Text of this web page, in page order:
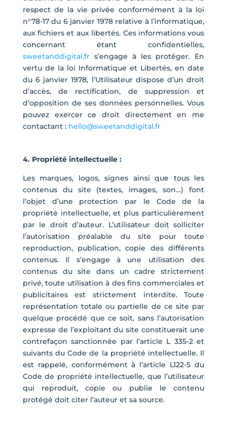
respect de la vie privée conformément à la loi
n°78-17 du 6 janvier 1978 relative à l’informatique,
aux fichiers et aux libertés. Ces informations vous
concernant étant confidentielles,
sweetanddigital.frs’engage à les protéger. En
vertu de la loi Informatique et Libertés, en date
du 6 janvier 1978, l’Utilisateur dispose d’un droit
d’accès, de rectification, de suppression et
d’opposition de ses données personnelles. Vous
pouvez exercer ce droit directement en me
contactant : hello@sweetanddigital.fr
4. Propriété intellectuelle :
Les marques, logos, signes ainsi que tous les
contenus du site (textes, images, son…) font
l’objet d’une protection par le Code de la
propriété intellectuelle, et plus particulièrement
par le droit d’auteur. L’utilisateur doit solliciter
l’autorisation préalable du site pour toute
reproduction, publication, copie des différents
contenus. Il s’engage à une utilisation des
contenus du site dans un cadre strictement
privé, toute utilisation à des fins commerciales et
publicitaires est strictement interdite. Toute
représentation totale ou partielle de ce site par
quelque procédé que ce soit, sans l’autorisation
expresse de l’exploitant du site constituerait une
contrefaçon sanctionnée par l’article L 335-2 et
suivants du Code de la propriété intellectuelle. Il
est rappelé, conformément à l’article L122-5 du
Code de propriété intellectuelle, que l’utilisateur
qui reproduit, copie ou publie le contenu
protégé doit citer l’auteur et sa source.